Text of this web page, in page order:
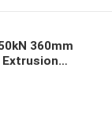
360mm